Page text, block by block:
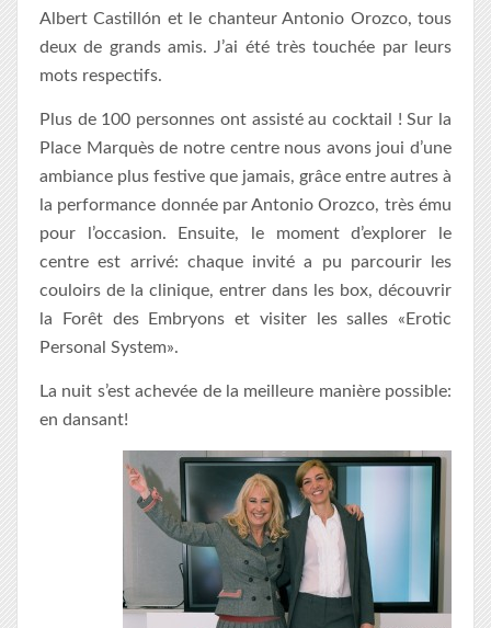
Albert Castillón et le chanteur Antonio Orozco, tous
deux de grands amis. J’ai été très touchée par leurs
mots respectifs.
Plus de 100 personnes ont assisté au cocktail ! Sur la
Place Marquès de notre centre nous avons joui d’une
ambiance plus festive que jamais, grâce entre autres à
la performance donnée par Antonio Orozco, très ému
pour l’occasion. Ensuite, le moment d’explorer le
centre est arrivé: chaque invité a pu parcourir les
couloirs de la clinique, entrer dans les box, découvrir
la Forêt des Embryons et visiter les salles «Erotic
Personal System».
La nuit s’est achevée de la meilleure manière possible:
en dansant!